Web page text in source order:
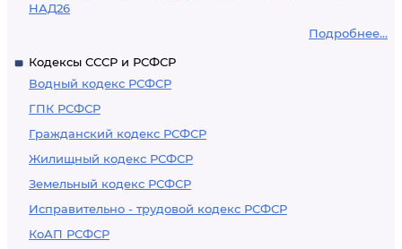
НАД26
Подробнее...
Кодексы СССР и РСФСР
Водный кодекс РСФСР
ГПК РСФСР
Гражданский кодекс РСФСР
Жилищный кодекс РСФСР
Земельный кодекс РСФСР
Исправительно - трудовой кодекс РСФСР
КоАП РСФСР